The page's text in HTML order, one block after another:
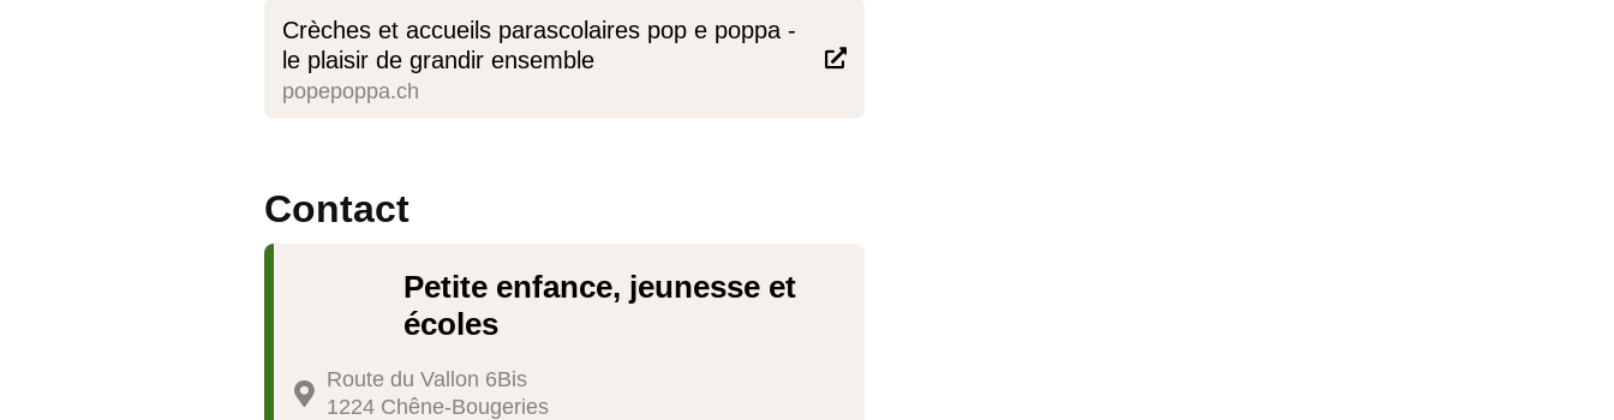

Crèches et accueils parascolaires pop e poppa -
le plaisir de grandir ensemble
popepoppa.ch
Contact
Petite enfance, jeunesse et
écoles

Route du Vallon 6Bis
1224 Chêne-Bougeries